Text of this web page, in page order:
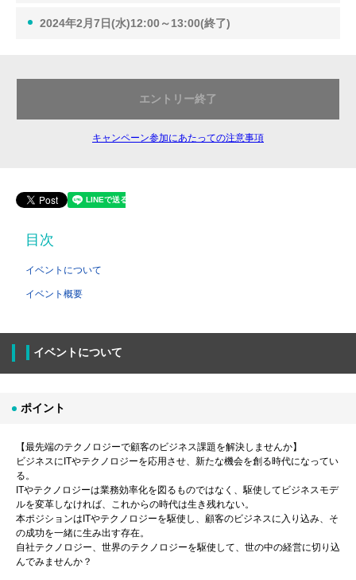
2024年2月7日(水)12:00～13:00(終了)
エントリー終了
キャンペーン参加にあたっての注意事項
目次
イベントについて
イベント概要
イベントについて
ポイント
【最先端のテクノロジーで顧客のビジネス課題を解決しませんか】
ビジネスにITやテクノロジーを応用させ、新たな機会を創る時代になってい
る。
ITやテクノロジーは業務効率化を図るものではなく、駆使してビジネスモデ
ルを変革しなければ、これからの時代は生き残れない。
本ポジションはITやテクノロジーを駆使し、顧客のビジネスに入り込み、そ
の成功を一緒に生み出す存在。
自社テクノロジー、世界のテクノロジーを駆使して、世の中の経営に切り込
んでみませんか？